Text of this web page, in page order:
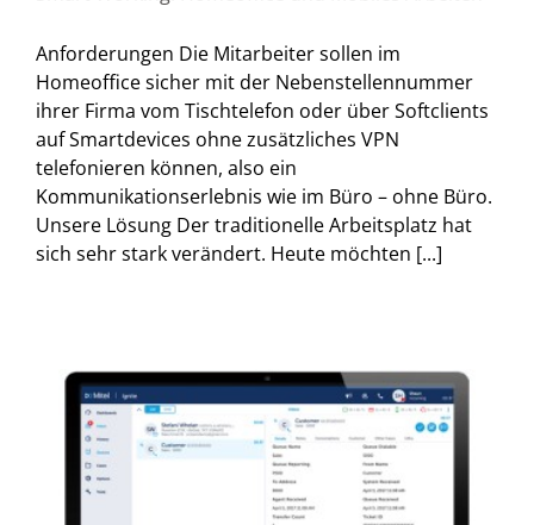
Anforderungen Die Mitarbeiter sollen im
Homeoffice sicher mit der Nebenstellennummer
ihrer Firma vom Tischtelefon oder über Softclients
auf Smartdevices ohne zusätzliches VPN
telefonieren können, also ein
Kommunikationserlebnis wie im Büro – ohne Büro.
Unsere Lösung Der traditionelle Arbeitsplatz hat
sich sehr stark verändert. Heute möchten [...]